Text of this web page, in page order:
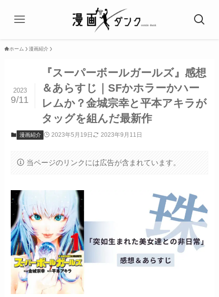
ホーム 漫画紹介
『スーパーボールガールズ』感想
＆あらすじ｜SFかホラーかハー
レムか？金城宗幸と平本アキラが
タッグを組んだ最新作
2023
9/11
漫画紹介 2023年5月19日 2023年9月11日
当ページのリンクには広告が含まれています。